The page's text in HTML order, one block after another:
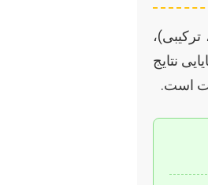
نتایج
است.